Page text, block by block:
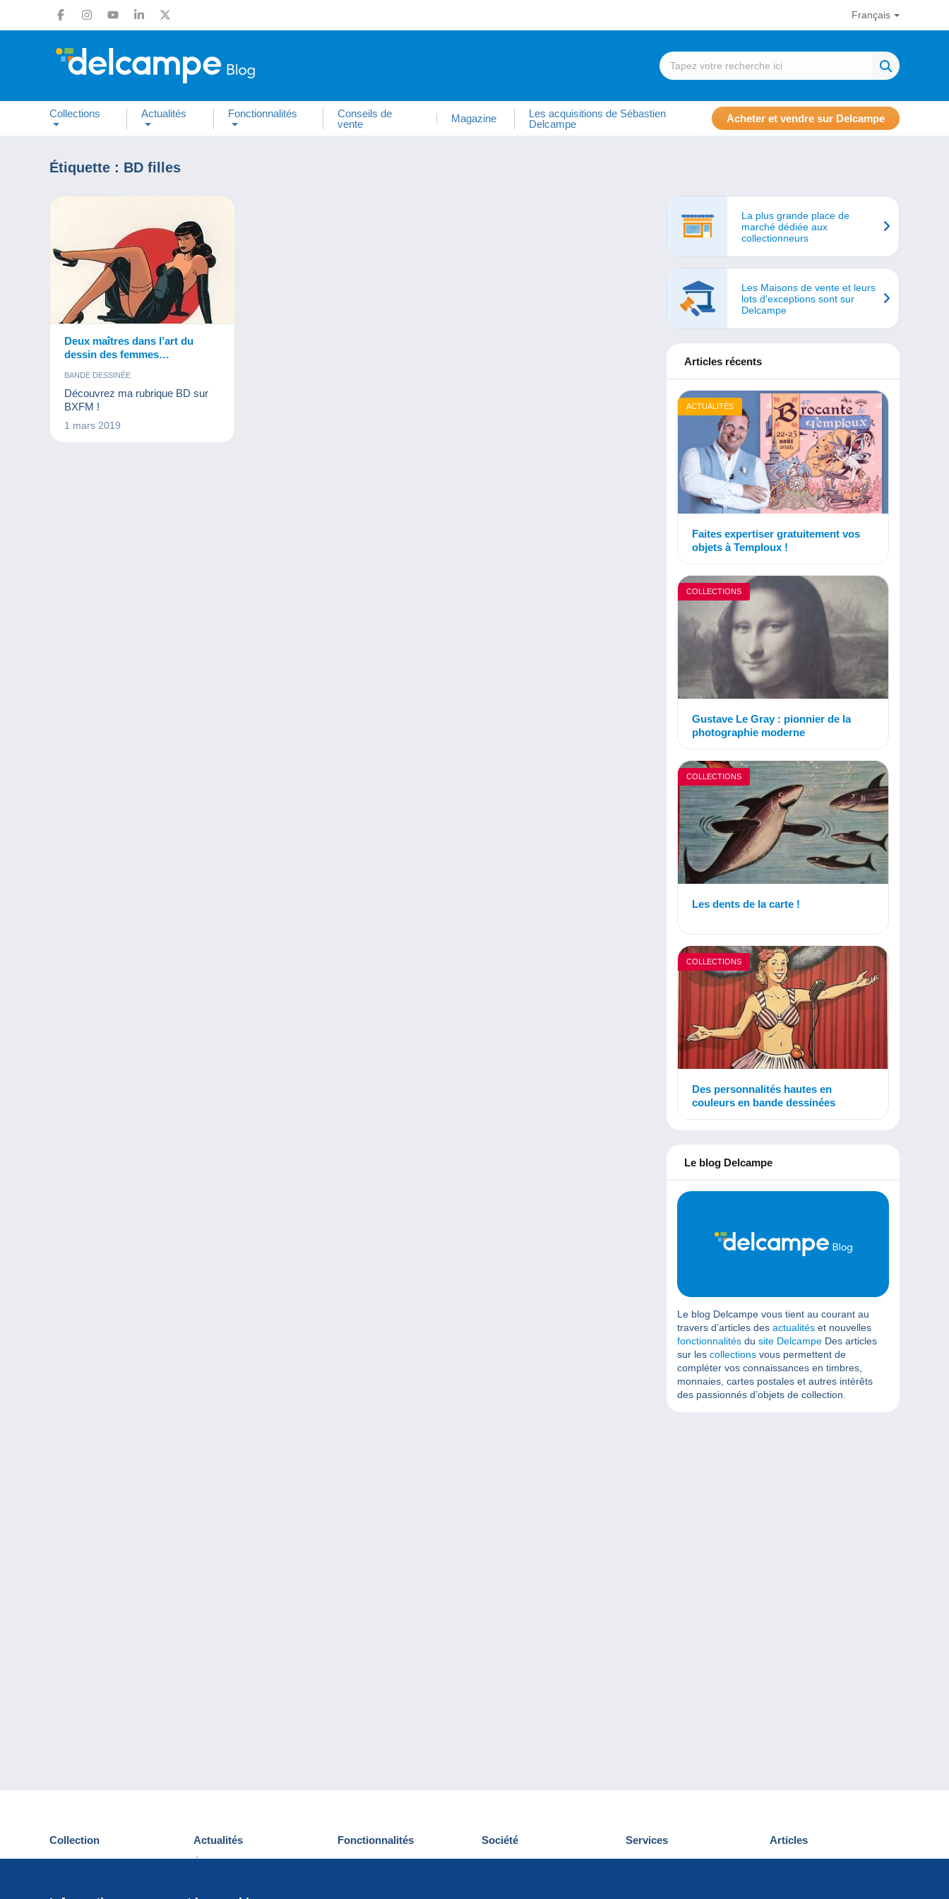
Français
Collections Actualités Fonctionnalités
Conseils de
vente
Magazine
Les acquisitions de Sébastien
Delcampe
Acheter et vendre sur Delcampe
Étiquette : BD filles
Deux maîtres dans l’art du
dessin des femmes
sensuelles…
BANDE DESSINÉE
Découvrez ma rubrique BD sur
BXFM !
1 mars 2019
La plus grande place de
marché dédiée aux
collectionneurs
Les Maisons de vente et leurs
lots d'exceptions sont sur
Delcampe
Articles récents
ACTUALITÉS
Faites expertiser gratuitement vos
objets à Temploux !
COLLECTIONS
Gustave Le Gray : pionnier de la
photographie moderne
COLLECTIONS
Les dents de la carte !
COLLECTIONS
Des personnalités hautes en
couleurs en bande dessinées
Le blog Delcampe
Le blog Delcampe vous tient au courant au
travers d’articles des actualités et nouvelles
fonctionnalités du site Delcampe Des articles
sur les collections vous permettent de
compléter vos connaissances en timbres,
monnaies, cartes postales et autres intérêts
des passionnés d’objets de collection.
Collection
Cartes postales
Actualités
Événements Delcampe
Fonctionnalités
Nouveautés
Société
Qui sommes-nous
Services
Découvrir Delcampe
Articles